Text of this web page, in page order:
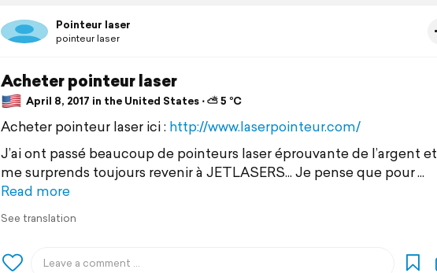
Pointeur laser
pointeur laser
Acheter pointeur laser
April 8, 2017 in the United States ⋅ ⛅ 5 °C
Acheter pointeur laser ici : http://www.laserpointeur.com/
J’ai ont passé beaucoup de pointeurs laser éprouvante de l’argent et
me surprends toujours revenir à JETLASERS... Je pense que pour
Read more
See translation